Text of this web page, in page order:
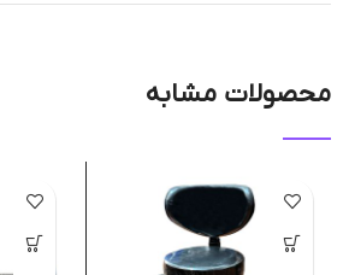
محصولات مشابه